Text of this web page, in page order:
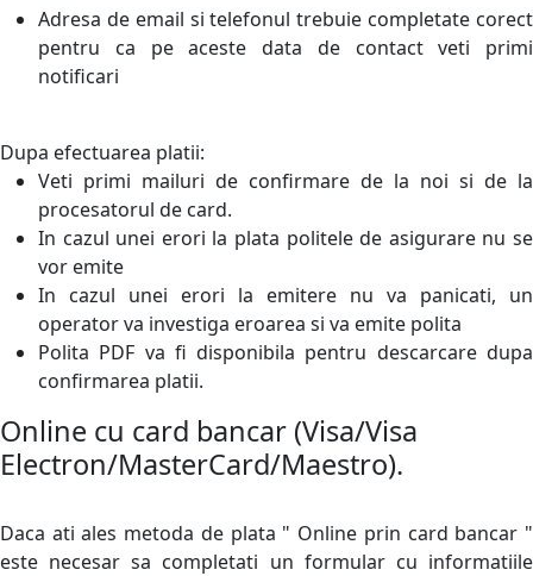
Adresa de email si telefonul trebuie completate corect
pentru ca pe aceste data de contact veti primi
notificari
Dupa efectuarea platii:
Veti primi mailuri de confirmare de la noi si de la
procesatorul de card.
In cazul unei erori la plata politele de asigurare nu se
vor emite
In cazul unei erori la emitere nu va panicati, un
operator va investiga eroarea si va emite polita
Polita PDF va fi disponibila pentru descarcare dupa
confirmarea platii.
Online cu card bancar (Visa/Visa
Electron/MasterCard/Maestro).
Daca ati ales metoda de plata " Online prin card bancar "
este necesar sa completati un formular cu informatiile